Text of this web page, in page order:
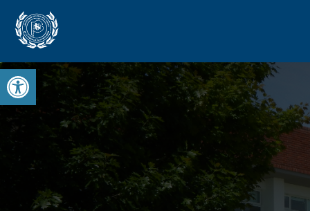
Open toolbar